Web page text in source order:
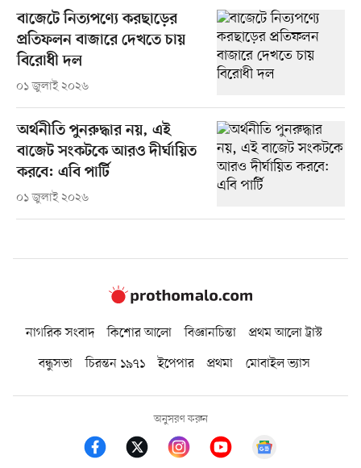
বাজেটে নিত্যপণ্যে করছাড়ের
প্রতিফলন বাজারে দেখতে চায়
বিরোধী দল
০১ জুলাই ২০২৬
অর্থনীতি পুনরুদ্ধার নয়, এই
বাজেট সংকটকে আরও দীর্ঘায়িত
করবে: এবি পার্টি
০১ জুলাই ২০২৬
নাগরিক সংবাদ কিশোর আলো বিজ্ঞানচিন্তা
প্রথম আলো ট্রাস্ট
বন্ধুসভা
চিরন্তন ১৯৭১ ইপেপার প্রথমা মোবাইল ভ্যাস
অনুসরণ করুন